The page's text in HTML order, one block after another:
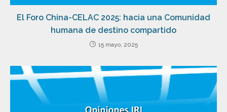
El Foro China-CELAC 2025: hacia una Comunidad
humana de destino compartido
15 mayo, 2025